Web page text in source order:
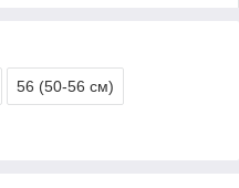
56 (50-56 см)